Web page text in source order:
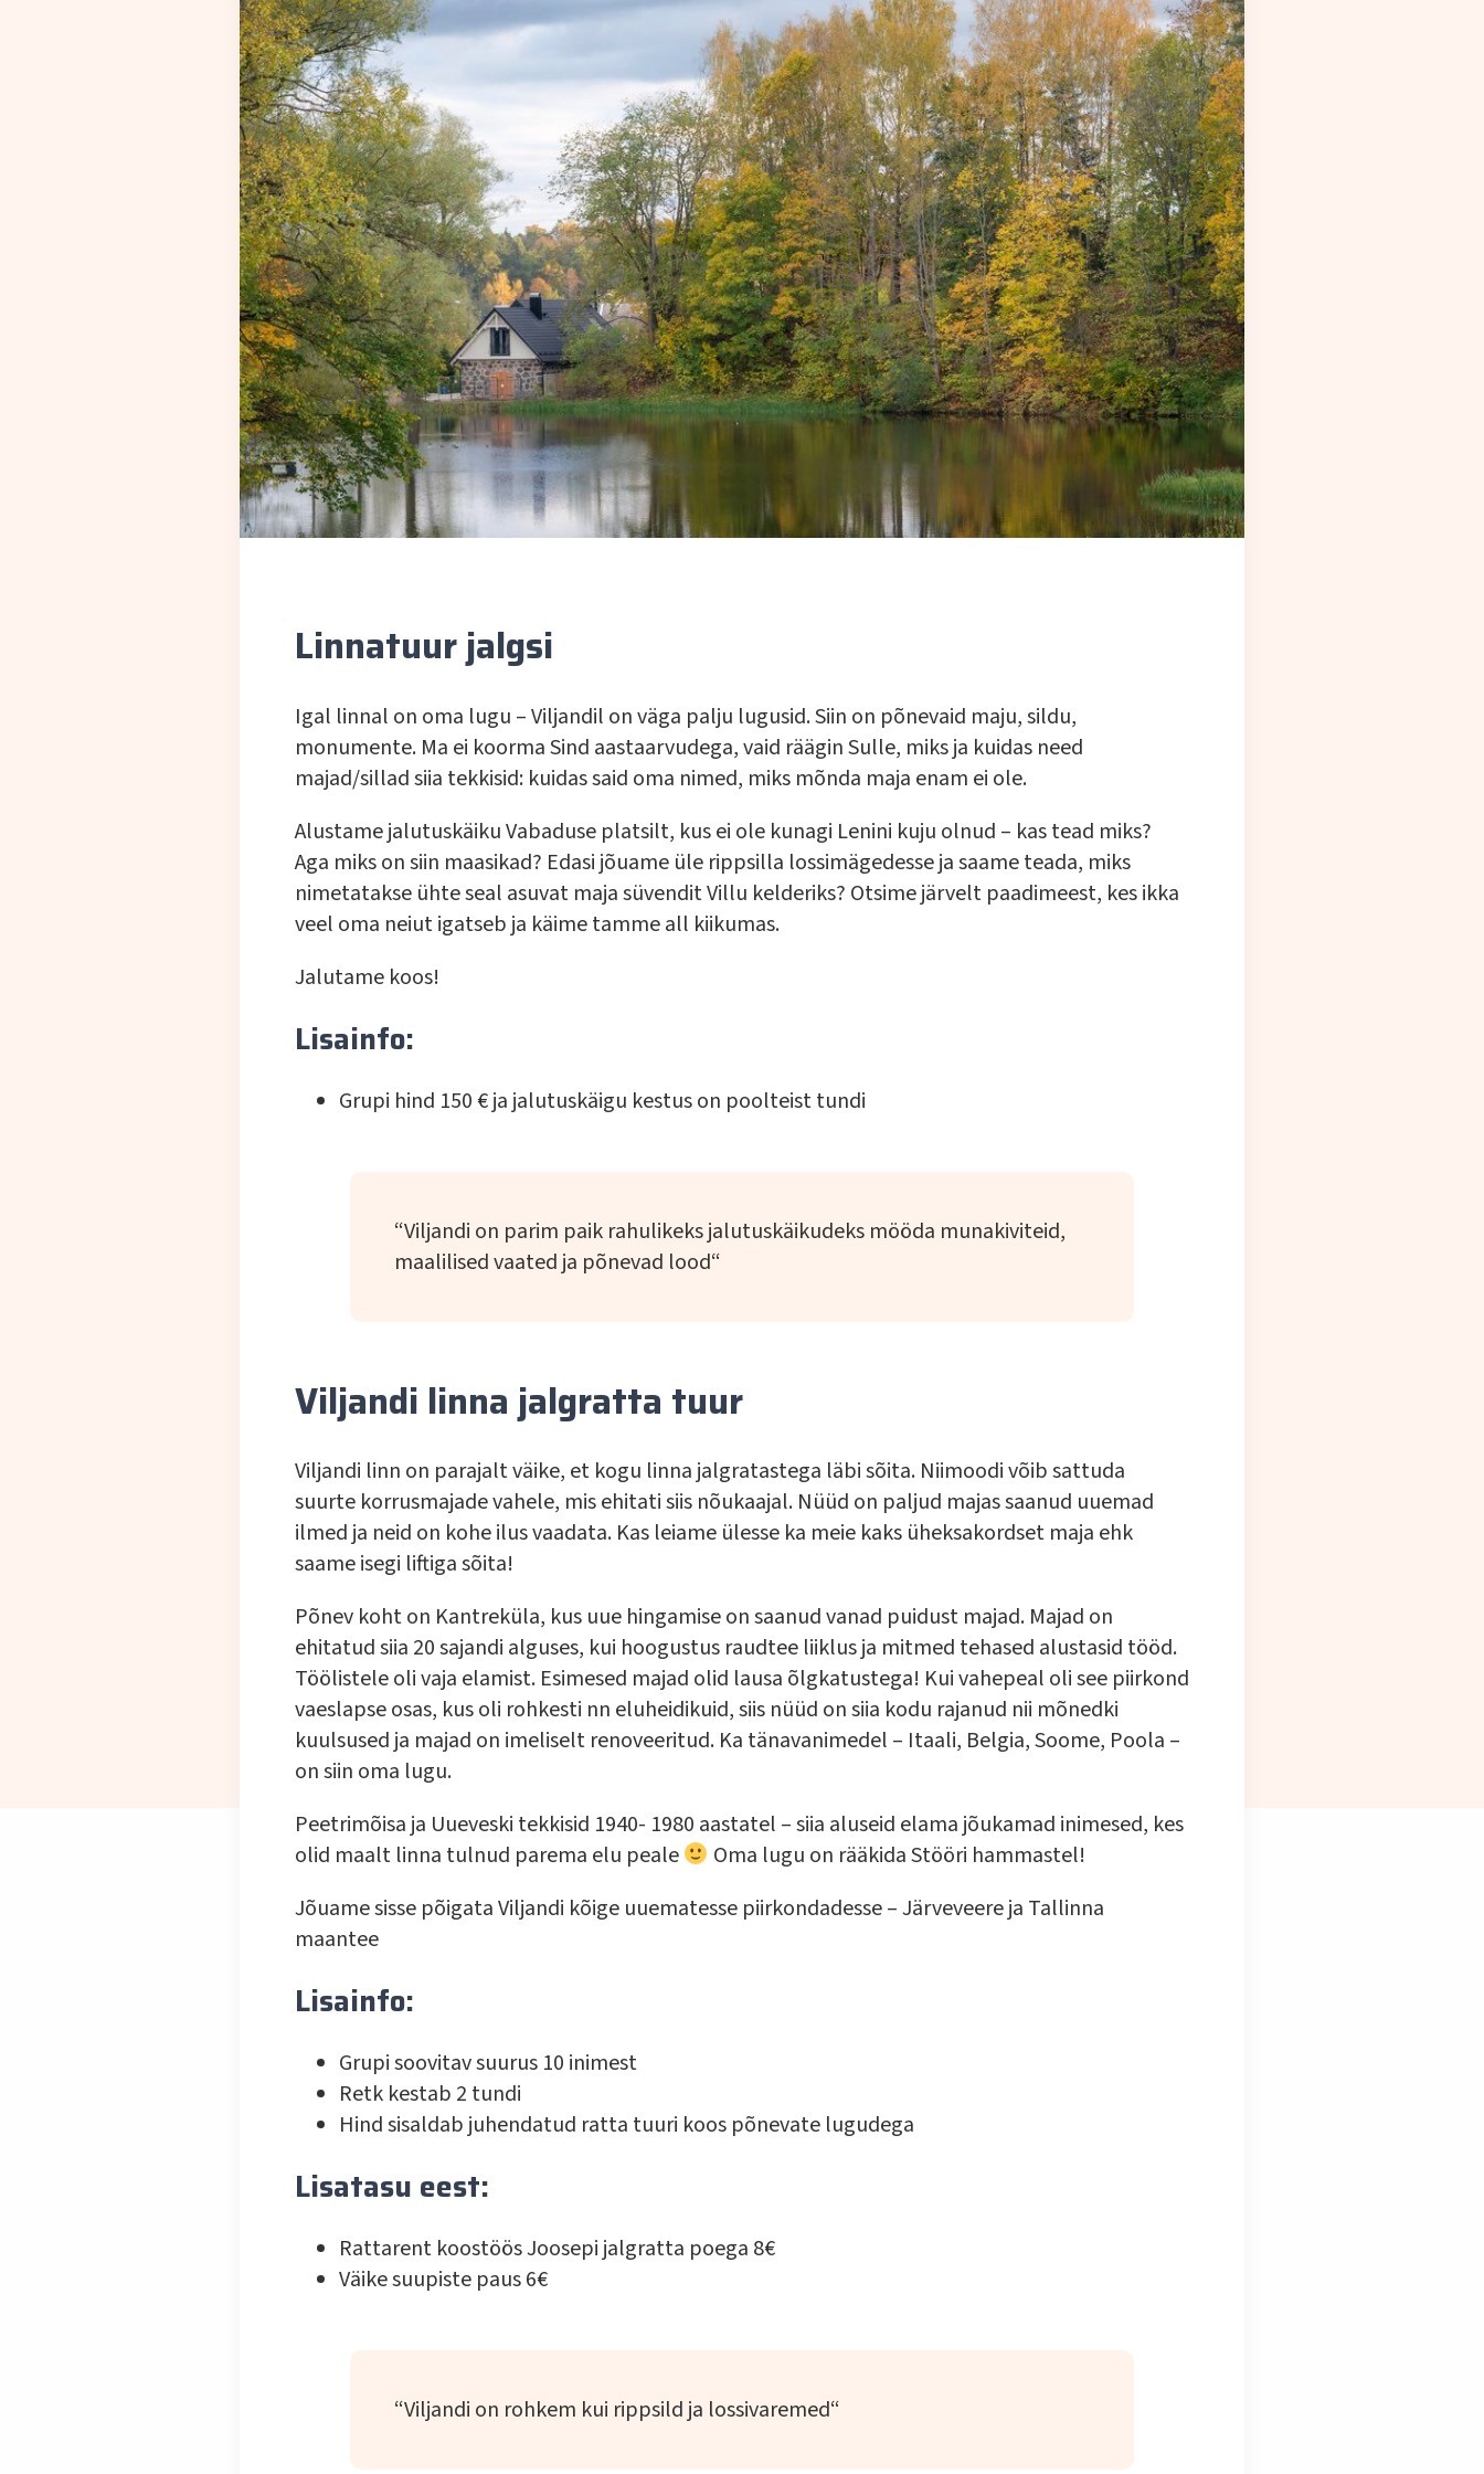
Linnatuur jalgsi
Igal linnal on oma lugu – Viljandil on väga palju lugusid. Siin on põnevaid maju, sildu,
monumente. Ma ei koorma Sind aastaarvudega, vaid räägin Sulle, miks ja kuidas need
majad/sillad siia tekkisid: kuidas said oma nimed, miks mõnda maja enam ei ole.
Alustame jalutuskäiku Vabaduse platsilt, kus ei ole kunagi Lenini kuju olnud – kas tead miks?
Aga miks on siin maasikad? Edasi jõuame üle rippsilla lossimägedesse ja saame teada, miks
nimetatakse ühte seal asuvat maja süvendit Villu kelderiks? Otsime järvelt paadimeest, kes ikka
veel oma neiut igatseb ja käime tamme all kiikumas.
Jalutame koos!
Lisainfo:
Grupi hind 150 € ja jalutuskäigu kestus on poolteist tundi
“Viljandi on parim paik rahulikeks jalutuskäikudeks mööda munakiviteid,
maalilised vaated ja põnevad lood“
Viljandi linna jalgratta tuur
Viljandi linn on parajalt väike, et kogu linna jalgratastega läbi sõita. Niimoodi võib sattuda
suurte korrusmajade vahele, mis ehitati siis nõukaajal. Nüüd on paljud majas saanud uuemad
ilmed ja neid on kohe ilus vaadata. Kas leiame ülesse ka meie kaks üheksakordset maja ehk
saame isegi liftiga sõita!
Põnev koht on Kantreküla, kus uue hingamise on saanud vanad puidust majad. Majad on
ehitatud siia 20 sajandi alguses, kui hoogustus raudtee liiklus ja mitmed tehased alustasid tööd.
Töölistele oli vaja elamist. Esimesed majad olid lausa õlgkatustega! Kui vahepeal oli see piirkond
vaeslapse osas, kus oli rohkesti nn eluheidikuid, siis nüüd on siia kodu rajanud nii mõnedki
kuulsused ja majad on imeliselt renoveeritud. Ka tänavanimedel – Itaali, Belgia, Soome, Poola –
on siin oma lugu.
Peetrimõisa ja Uueveski tekkisid 1940- 1980 aastatel – siia aluseid elama jõukamad inimesed, kes
olid maalt linna tulnud parema elu peale
Oma lugu on rääkida Stööri hammastel!
Jõuame sisse põigata Viljandi kõige uuematesse piirkondadesse – Järveveere ja Tallinna
maantee
Lisainfo:
Grupi soovitav suurus 10 inimest
Retk kestab 2 tundi
Hind sisaldab juhendatud ratta tuuri koos põnevate lugudega
Lisatasu eest:
Rattarent koostöös Joosepi jalgratta poega 8€
Väike suupiste paus 6€
“Viljandi on rohkem kui rippsild ja lossivaremed“